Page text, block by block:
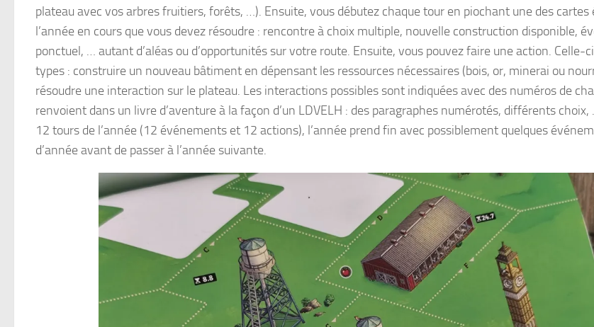
plateau avec vos arbres fruitiers, forêts, …). Ensuite, vous débutez chaque tour en piochant une des
l’année en cours que vous devez résoudre : rencontre à choix multiple, nouvelle construction disponible,
ponctuel, … autant d’aléas ou d’opportunités sur votre route. Ensuite, vous pouvez faire une action. Celle-
types : construire un nouveau bâtiment en dépensant les ressources nécessaires (bois, or, minerai ou
résoudre une interaction sur le plateau. Les interactions possibles sont indiquées avec des numéros de
renvoient dans un livre d’aventure à la façon d’un LDVELH : des paragraphes numérotés, différents
12 tours de l’année (12 événements et 12 actions), l’année prend fin avec possiblement quelques
d’année avant de passer à l’année suivante.